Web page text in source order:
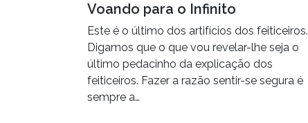
Voando para o Infinito
Este é o último dos artifícios dos feiticeiros.
Digamos que o que vou revelar-lhe seja o
último pedacinho da explicação dos
feiticeiros. Fazer a razão sentir-se segura é
sempre a…